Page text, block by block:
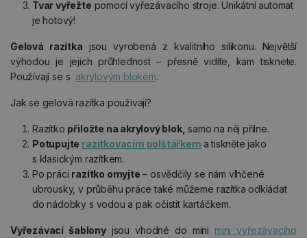
Tvar vyřežte pomocí vyřezávacího stroje. Unikátní automat
je hotový!
Gelová razítka jsou vyrobená z kvalitního silikonu. Největší
výhodou je jejich průhlednost – přesně vidíte, kam tisknete.
Používají se s akrylovým blokem.
Jak se gelová razítka používají?
Razítko přiložte na akrylový blok, samo na něj přilne.
Potupujte razítkovacím polštářkem a tiskněte jako
s klasickým razítkem.
Po práci razítko omyjte – osvědčily se nám vlhčené
ubrousky, v průběhu práce také můžeme razítka odkládat
do nádobky s vodou a pak očistit kartáčkem.
Vyřezávací šablonyjsou vhodné do mini mini vyřezávacího